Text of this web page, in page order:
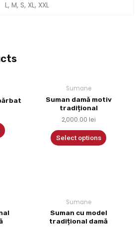
L, M, S, XL, XXL
Sumane
Suman damă motiv
tradițional
2,000.00 lei
Select options
Sumane
Suman cu model
tradițional damă